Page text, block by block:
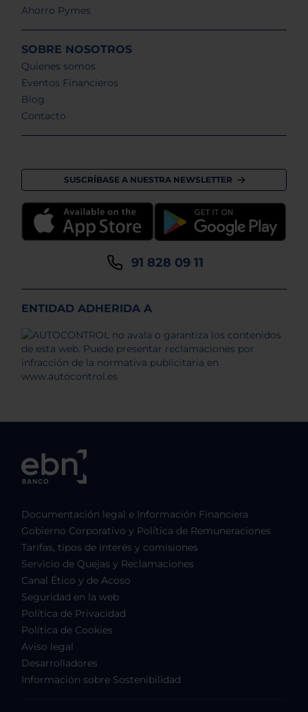
Ahorro Pymes
SOBRE NOSOTROS
Quienes somos
Eventos Financieros
Blog
Contacto
SUSCRÍBASE A NUESTRA NEWSLETTER
91 828 09 11
ENTIDAD ADHERIDA A
Documentación legal e Información Financiera
Gobierno Corporativo y Política de Remuneraciones
Tarifas, tipos de interés y comisiones
Servicio de Quejas y Reclamaciones
Canal Ético y de Acoso
Seguridad en la web
Política de Privacidad
Política de Cookies
Aviso legal
Desarrolladores
Información sobre Sostenibilidad